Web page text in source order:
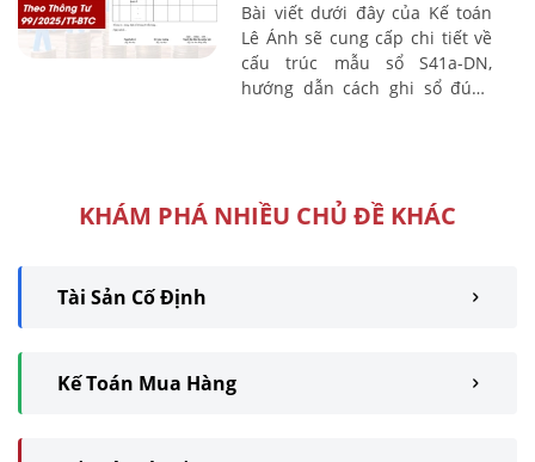
Bài viết dưới đây của Kế toán
Lê Ánh sẽ cung cấp chi tiết về
cấu trúc mẫu sổ S41a-DN,
hướng dẫn cách ghi sổ đúng
KHÁM PHÁ NHIỀU CHỦ ĐỀ KHÁC
Tài Sản Cố Định
Kế Toán Mua Hàng